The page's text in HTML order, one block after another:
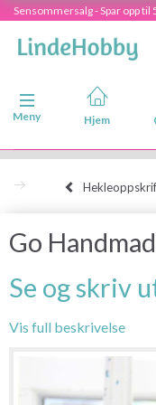
Sensommersalg - Spar opp til
Veksle navigasjon
Meny
Hjem
Go
Se og skriv
Vis full beskrivelse